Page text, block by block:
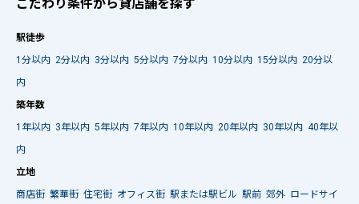
こだわり条件から貸店舗を探す
駅徒歩
1分以内 2分以内 3分以内 5分以内 7分以内 10分以内 15分以内 20分以
内
築年数
1年以内 3年以内 5年以内 7年以内 10年以内 20年以内 30年以内 40年以
内
立地
商店街 繁華街 住宅街 オフィス街 駅または駅ビル 駅前 郊外 ロードサイ